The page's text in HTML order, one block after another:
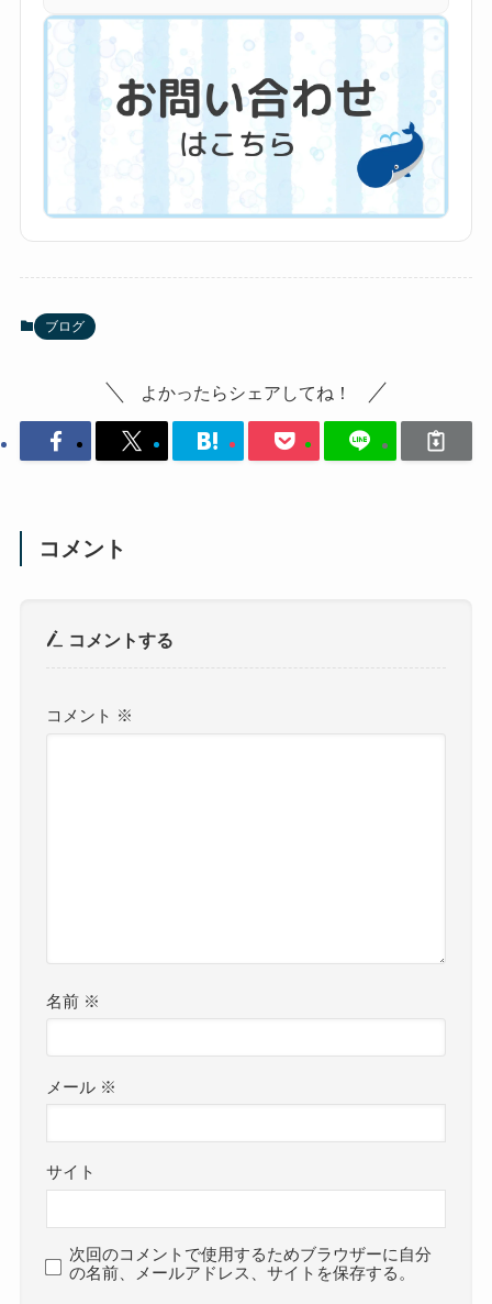
ブログ
よかったらシェアしてね！
コメント
コメントする
コメント ※
名前 ※
メール ※
サイト
次回のコメントで使用するためブラウザーに自分
の名前、メールアドレス、サイトを保存する。